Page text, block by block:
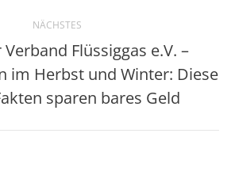
NÄCHSTES
Nächster
Beitrag:
Flüssiggas e.V. –
im Herbst und Winter: Diese
sparen bares Geld